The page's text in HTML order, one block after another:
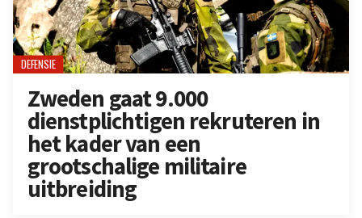
DEFENSIE
Zweden gaat 9.000
dienstplichtigen rekruteren in
het kader van een
grootschalige militaire
uitbreiding